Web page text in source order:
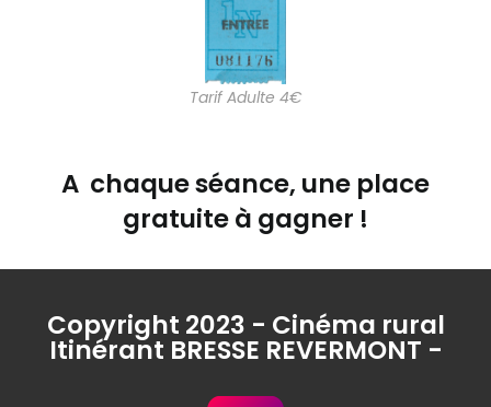
Tarif Adulte 4€
A chaque séance, une place
gratuite à gagner !
Copyright 2023 - Cinéma rural
Itinérant BRESSE REVERMONT -